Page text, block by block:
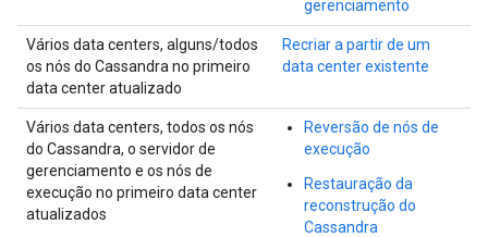
gerenciamento
Vários data centers, alguns/todos
os nós do Cassandra no primeiro
data center atualizado
Recriar a partir de um
data center existente
Vários data centers, todos os nós
do Cassandra, o servidor de
gerenciamento e os nós de
execução no primeiro data center
atualizados
Reversão de nós de
execução
Restauração da
reconstrução do
Cassandra